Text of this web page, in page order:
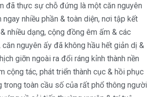
đã thực sự chỗ đứng là một căn nguyên
nhiều phần & toàn diện, nơi tập kết
nhiều dạng, cộng đồng êm ấm & các
căn nguyên ấy đã không hầu hết giản dị &
giỡn ngoài ra đổi ráng kỉnh thành nền
cộng tác, phát triển thành cục & hồi phục
trong toàn cầu số của rất phổ thông người